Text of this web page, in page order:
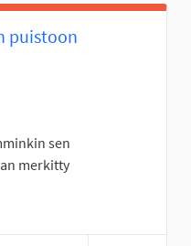
puistoon
sen
merkitty
Seinäjoki